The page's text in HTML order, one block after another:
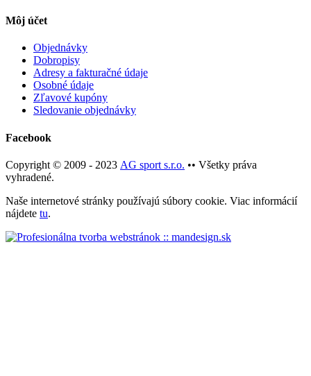
Môj účet
Objednávky
Dobropisy
Adresy a fakturačné údaje
Osobné údaje
Zľavové kupóny
Sledovanie objednávky
Facebook
Copyright © 2009 - 2023 AG sport s.r.o. •• Všetky práva
vyhradené.
Naše internetové stránky používajú súbory cookie. Viac informácií
nájdete tu.